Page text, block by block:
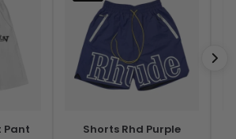
Pant Shorts Rhd Purple